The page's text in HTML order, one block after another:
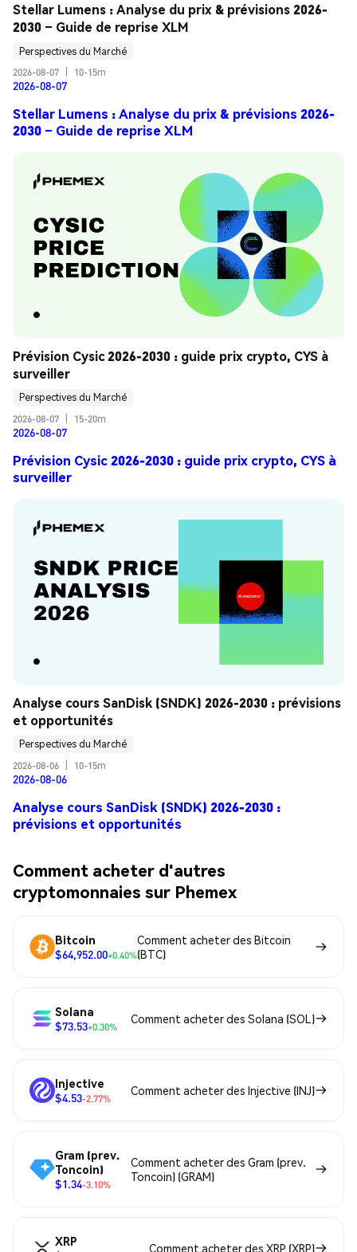
Stellar Lumens : Analyse du prix & prévisions 2026-
2030 – Guide de reprise XLM
Perspectives du Marché
2026-08-07
10-15m
2026-08-07
Stellar Lumens : Analyse du prix & prévisions 2026-
2030 – Guide de reprise XLM
Prévision Cysic 2026-2030 : guide prix crypto, CYS à
surveiller
Perspectives du Marché
2026-08-07
15-20m
2026-08-07
Prévision Cysic 2026-2030 : guide prix crypto, CYS à
surveiller
Analyse cours SanDisk (SNDK) 2026-2030 : prévisions
et opportunités
Perspectives du Marché
2026-08-06
10-15m
2026-08-06
Analyse cours SanDisk (SNDK) 2026-2030 :
prévisions et opportunités
Comment acheter d'autres
cryptomonnaies sur Phemex
Bitcoin
$64,952.00+0.40%
Comment acheter des Bitcoin
(BTC)
Solana
$73.53+0.30%
Comment acheter des Solana (SOL)
Injective
$4.53-2.77%
Comment acheter des Injective (INJ)
Gram (prev.
Toncoin)
$1.34-3.10%
Comment acheter des Gram (prev.
Toncoin) (GRAM)
XRP
Comment acheter des XRP (XRP)